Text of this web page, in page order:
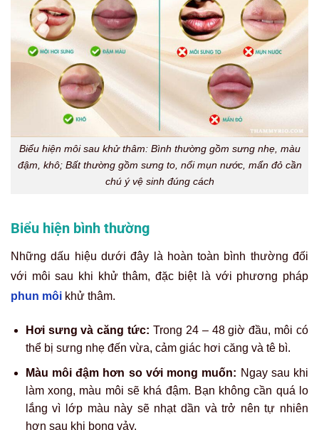
Biểu hiện môi sau khử thâm: Bình thường gồm sưng nhẹ, màu
đậm, khô; Bất thường gồm sưng to, nổi mụn nước, mẩn đỏ cần
chú ý vệ sinh đúng cách
Biểu hiện bình thường
Những dấu hiệu dưới đây là hoàn toàn bình thường đối
với môi sau khi khử thâm, đặc biệt là với phương pháp
phun môi khử thâm.
Hơi sưng và căng tức: Trong 24 – 48 giờ đầu, môi có
thể bị sưng nhẹ đến vừa, cảm giác hơi căng và tê bì.
Màu môi đậm hơn so với mong muốn: Ngay sau khi
làm xong, màu môi sẽ khá đậm. Bạn không cần quá lo
lắng vì lớp màu này sẽ nhạt dần và trở nên tự nhiên
hơn sau khi bong vảy.